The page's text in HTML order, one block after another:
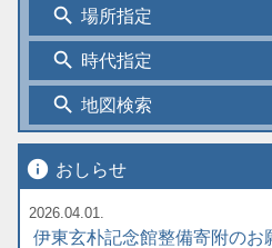
search 場所指定
search 時代指定
search 地図検索
info おしらせ
2026.04.01.
伊東玄朴記念館整備寄附のお